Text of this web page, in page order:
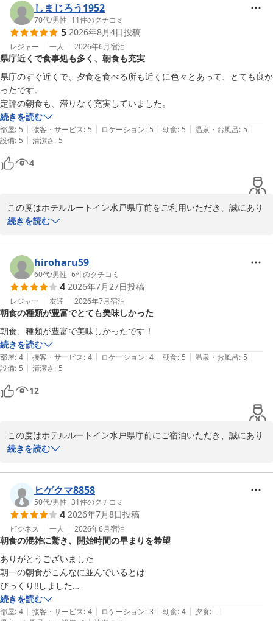
子で、大変嬉しく存じます。
また、隣接しております飲食店につきましても、お食事やお酒をお
楽しみいただけたとのこと、何よりでございます。
当ホテルはJR水戸駅より車10分、常磐自動車道水戸ICより車１5
分、北関東自動車道茨城町東ICおよび水戸南ICより車10分と、お車
でお越しの際にも便利な立地でございます。
お客様のまたのお越しを、スタッフ一同心よりお待ち申し上げてお
ります。
フロントスタッフ
ホテルルートイン水戸県庁前
しまじろう1952
70代/男性 | 11件のクチコミ
5 2026年8月4日投稿
レジャー 一人 2026年6月宿泊
県庁近くで食事処も多く、朝食も充実
県庁のすぐ近くで、夕食を食べる所も近くに色々とあって、とても良か
ったです。
定評の朝食も、滞りなく充実していました。
続きを読む
部屋: 5 | 接客・サービス: 5 | ロケーション: 5 | 朝食: 5 | 温泉・お風呂: 5 |
設備: 5 | 清潔さ: 5
4
この度はホテルルートイン水戸県庁前をご利用いただき、誠にあり
がとうございます。
当ホテルの立地や周辺の飲食店、また朝食につきましてもご満足い
ただけたご様子で、大変嬉しく存じます。
当ホテルはJR水戸駅より車10分、常磐自動車道水戸ICより車１5
分、北関東自動車道茨城町東ICおよび水戸南ICより車10分と、お車
でのアクセスも良く、近隣にはお食事処も多数ございますので、多
くのビジネスや観光のお客様にご好評いただいております。
今後もお客様に快適な時間をお過ごしいただけるよう、サービスの
向上に努めてまいります。
またのお越しをスタッフ一同、心よりお待ち申し上げております。
ホテルルートイン水戸県庁前 スタッフ一同
2026-08-06
続きを読む
hiroharu59
60代/男性 |6件のクチコミ
4 2026年7月27日投稿
レジャー 友達 2026年7月宿泊
朝食の種類が豊富でとても美味しかった
続きを読む
部屋: 4 | 接客・サービス: 4 | ロケーション: 4 | 朝食: 5 | 温泉・お風呂: 5 |
設備: 5 | 清潔さ: 5
12
この度はホテルルートイン水戸県庁前にご宿泊いただき、誠にあり
がとうございます。
朝食につきまして「種類が豊富で美味しかった」とのお褒めの言葉
をいただき、大変嬉しく存じます。当ホテルの朝食は、お客様に一
日の活力を養っていただけるようメニューの充実に努めておりま
す。
これからもお客様にご満足いただけるサービスを提供できるよう精
進してまいります。
またのお越しをスタッフ一同、心よりお待ち申し上げております。
ホテルルートイン水戸県庁前
ホテルルートイン水戸県庁前
続きを読む
ヒゲクマ8858
50代/男性 |31件のクチコミ
4 2026年7月8日投稿
ビジネス 一人 2026年6月宿泊
朝食の混雑に驚き、開始時間の早まりを希望
ありがとうございました
朝一の朝食がこんなに並んでいるとは
びっくり‼️しました
工事関係者が多くいたので朝食6時開始だと良いと感じました
続きを読む
部屋: 4 | 接客・サービス: 4 | ロケーション: 3 | 朝食: 4 | 夕食: - |